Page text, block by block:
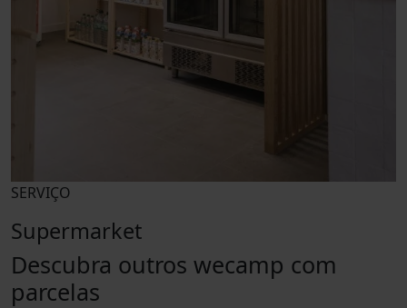
SERVIÇO
Supermarket
Descubra outros wecamp com
parcelas